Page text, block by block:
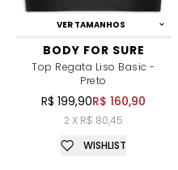
VER TAMANHOS
BODY FOR SURE
Top Regata Liso Basic -
Preto
R$ 199,90R$ 160,90
2 X R$ 80,45
WISHLIST